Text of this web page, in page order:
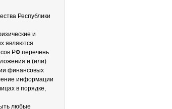
Республики
и
являются
РФ перечень
и (или)
финансовых
информации
в порядке,
любые